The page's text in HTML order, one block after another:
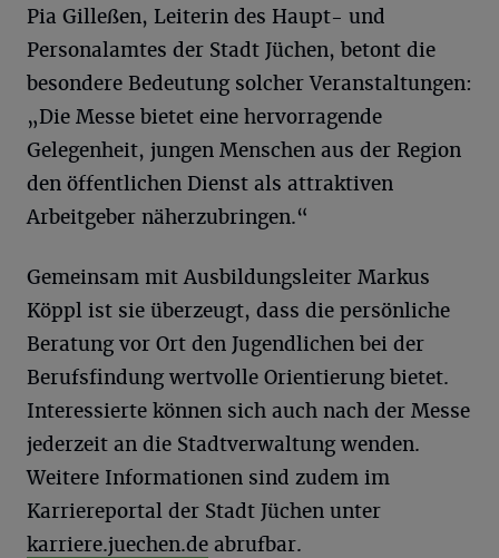
Pia Gilleßen, Leiterin des Haupt- und
Personalamtes der Stadt Jüchen, betont die
besondere Bedeutung solcher Veranstaltungen:
„Die Messe bietet eine hervorragende
Gelegenheit, jungen Menschen aus der Region
den öffentlichen Dienst als attraktiven
Arbeitgeber näherzubringen.“
Gemeinsam mit Ausbildungsleiter Markus
Köppl ist sie überzeugt, dass die persönliche
Beratung vor Ort den Jugendlichen bei der
Berufsfindung wertvolle Orientierung bietet.
Interessierte können sich auch nach der Messe
jederzeit an die Stadtverwaltung wenden.
Weitere Informationen sind zudem im
Karriereportal der Stadt Jüchen unter
karriere.juechen.de abrufbar.